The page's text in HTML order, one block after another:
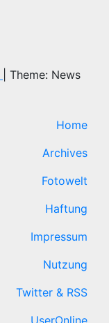
Theme: News
Home
Archives
Fotowelt
Haftung
Impressum
Nutzung
Twitter & RSS
UserOnline